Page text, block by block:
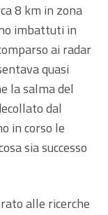
8 km in zona
imbattuti in
ai radar
quasi
la salma del
dal
in corso le
sia successo
alle ricerche